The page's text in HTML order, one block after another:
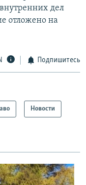
дел
отложено на
Подпишитесь
Новости